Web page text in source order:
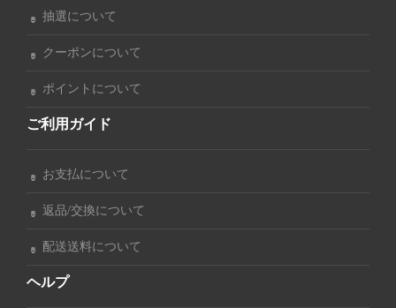
抽選について
クーポンについて
ポイントについて
ご利用ガイド
お支払について
返品/交換について
配送送料について
ヘルプ